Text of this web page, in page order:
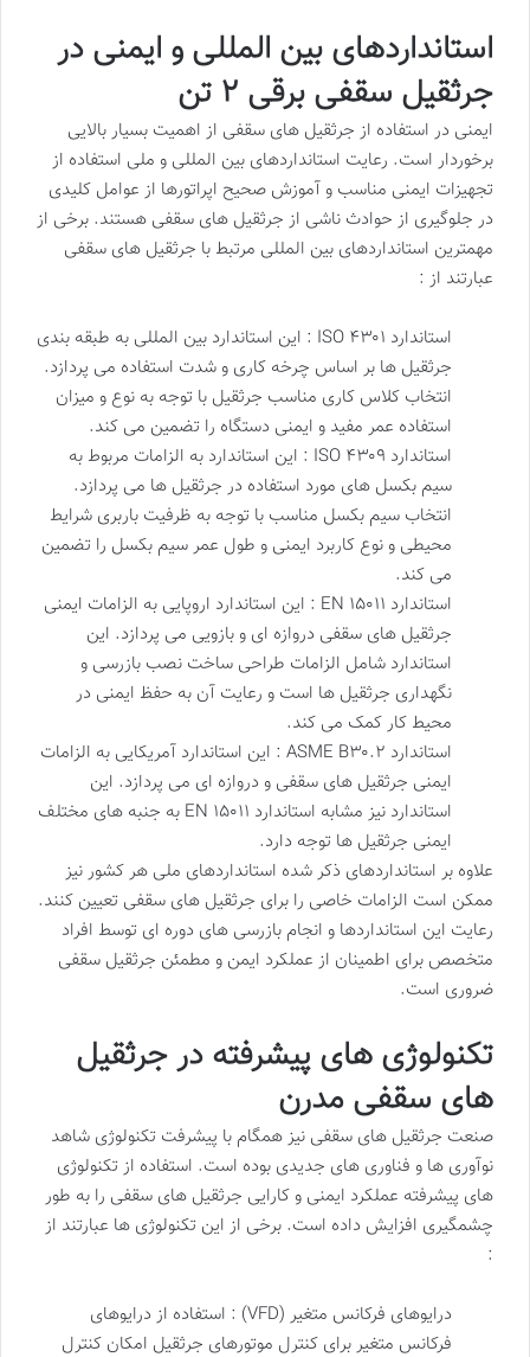
استانداردهای بین المللی و ایمنی در
جرثقیل سقفی برقی ۲ تن
ایمنی در استفاده از جرثقیل های سقفی از اهمیت بسیار بالایی
برخوردار است. رعایت استانداردهای بین المللی و ملی استفاده از
تجهیزات ایمنی مناسب و آموزش صحیح اپراتورها از عوامل کلیدی
در جلوگیری از حوادث ناشی از جرثقیل های سقفی هستند. برخی از
مهمترین استانداردهای بین المللی مرتبط با جرثقیل های سقفی
عبارتند از :
استاندارد ISO ۴۳۰۱ : این استاندارد بین المللی به طبقه بندی
جرثقیل ها بر اساس چرخه کاری و شدت استفاده می پردازد.
انتخاب کلاس کاری مناسب جرثقیل با توجه به نوع و میزان
استفاده عمر مفید و ایمنی دستگاه را تضمین می کند.
استاندارد ISO ۴۳۰۹ : این استاندارد به الزامات مربوط به
سیم بکسل های مورد استفاده در جرثقیل ها می پردازد.
انتخاب سیم بکسل مناسب با توجه به ظرفیت باربری شرایط
محیطی و نوع کاربرد ایمنی و طول عمر سیم بکسل را تضمین
می کند.
استاندارد EN ۱۵۰۱۱ : این استاندارد اروپایی به الزامات ایمنی
جرثقیل های سقفی دروازه ای و بازویی می پردازد. این
استاندارد شامل الزامات طراحی ساخت نصب بازرسی و
نگهداری جرثقیل ها است و رعایت آن به حفظ ایمنی در
محیط کار کمک می کند.
استاندارد ASME B۳۰.۲ : این استاندارد آمریکایی به الزامات
ایمنی جرثقیل های سقفی و دروازه ای می پردازد. این
استاندارد نیز مشابه استاندارد EN ۱۵۰۱۱ به جنبه های مختلف
ایمنی جرثقیل ها توجه دارد.
علاوه بر استانداردهای ذکر شده استانداردهای ملی هر کشور نیز
ممکن است الزامات خاصی را برای جرثقیل های سقفی تعیین کنند.
رعایت این استانداردها و انجام بازرسی های دوره ای توسط افراد
متخصص برای اطمینان از عملکرد ایمن و مطمئن جرثقیل سقفی
ضروری است.
تکنولوژی های پیشرفته در جرثقیل
های سقفی مدرن
صنعت جرثقیل های سقفی نیز همگام با پیشرفت تکنولوژی شاهد
نوآوری ها و فناوری های جدیدی بوده است. استفاده از تکنولوژی
های پیشرفته عملکرد ایمنی و کارایی جرثقیل های سقفی را به طور
چشمگیری افزایش داده است. برخی از این تکنولوژی ها عبارتند از
:
درایوهای فرکانس متغیر (VFD) : استفاده از درایوهای
فرکانس متغیر برای کنترل موتورهای جرثقیل امکان کنترل